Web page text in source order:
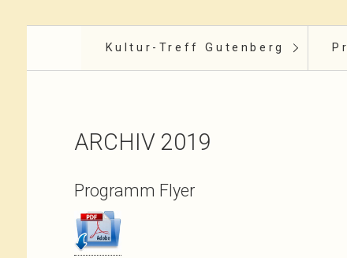
Kultur-Treff Gutenberg
ARCHIV 2019
Programm Flyer